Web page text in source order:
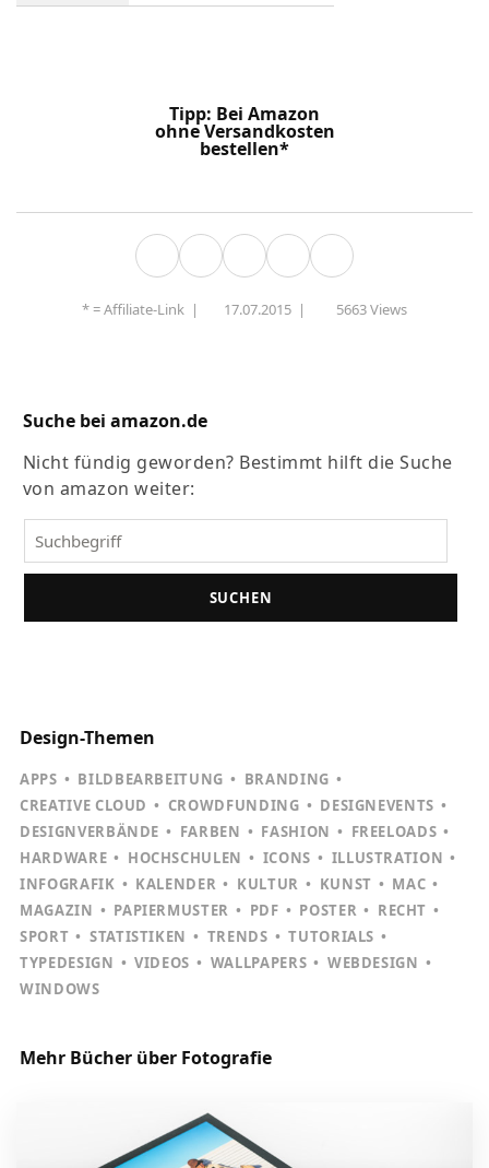
Tipp: Bei Amazon
ohne Versandkosten
bestellen*
* =Affiliate-Link | 17.07.2015 | 5663 Views
Suche bei amazon.de
Nicht fündig geworden? Bestimmt hilft die Suche
von amazon weiter:
SUCHEN
Design-Themen
APPS BILDBEARBEITUNG
BRANDING
CREATIVE CLOUD
CROWDFUNDING
DESIGNEVENTS
DESIGNVERBÄNDE
FARBEN FASHION
FREELOADS
HARDWARE
HOCHSCHULEN ICONS
ILLUSTRATION
INFOGRAFIK
KALENDER KULTUR KUNST
MAC
MAGAZIN
PAPIERMUSTER PDF POSTER
RECHT
SPORT
STATISTIKEN TRENDS
TUTORIALS
TYPEDESIGN
VIDEOS WALLPAPERS
WEBDESIGN
WINDOWS
Mehr Bücher über Fotografie